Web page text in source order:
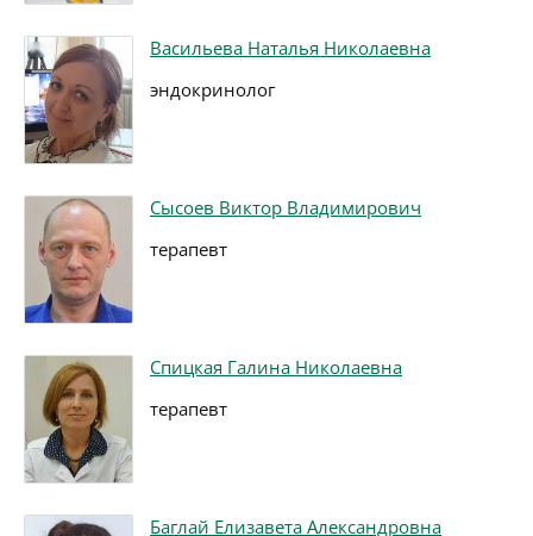
Васильева Наталья Николаевна
эндокринолог
Сысоев Виктор Владимирович
терапевт
Спицкая Галина Николаевна
терапевт
Баглай Елизавета Александровна